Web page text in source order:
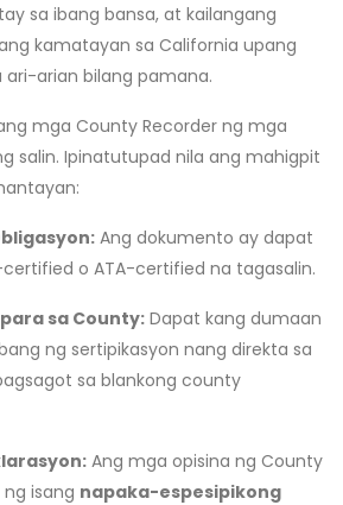
sa ibang bansa, at kailangang
kamatayan sa California upang
ari-arian bilang pamana.
mga County Recorder ng mga
salin. Ipinatutupad nila ang mahigpit
Ang dokumento ay dapat
o ATA-certified na tagasalin.
sa County: Dapat kang dumaan
ng sertipikasyon nang direkta sa
sa blankong county
Ang mga opisina ng County
isang napaka-espesipikong